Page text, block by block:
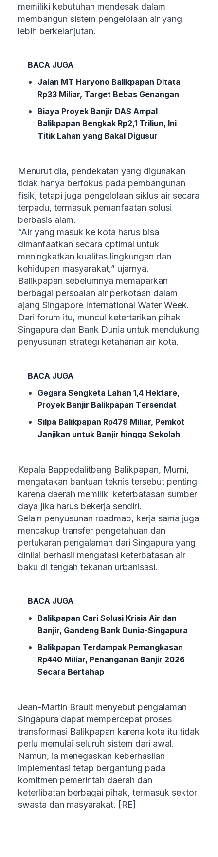
memiliki kebutuhan mendesak dalam
membangun sistem pengelolaan air yang
lebih berkelanjutan.
BACA JUGA
Jalan MT Haryono Balikpapan Ditata
Rp33 Miliar, Target Bebas Genangan
Biaya Proyek Banjir DAS Ampal
Balikpapan Bengkak Rp2,1 Triliun, Ini
Titik Lahan yang Bakal Digusur
Menurut dia, pendekatan yang digunakan
tidak hanya berfokus pada pembangunan
fisik, tetapi juga pengelolaan siklus air secara
terpadu, termasuk pemanfaatan solusi
berbasis alam.
“Air yang masuk ke kota harus bisa
dimanfaatkan secara optimal untuk
meningkatkan kualitas lingkungan dan
kehidupan masyarakat,” ujarnya.
Balikpapan sebelumnya memaparkan
berbagai persoalan air perkotaan dalam
ajang Singapore International Water Week.
Dari forum itu, muncul ketertarikan pihak
Singapura dan Bank Dunia untuk mendukung
penyusunan strategi ketahanan air kota.
BACA JUGA
Gegara Sengketa Lahan 1,4 Hektare,
Proyek Banjir Balikpapan Tersendat
Silpa Balikpapan Rp479 Miliar, Pemkot
Janjikan untuk Banjir hingga Sekolah
Kepala Bappedalitbang Balikpapan, Murni,
mengatakan bantuan teknis tersebut penting
karena daerah memiliki keterbatasan sumber
daya jika harus bekerja sendiri.
Selain penyusunan roadmap, kerja sama juga
mencakup transfer pengetahuan dan
pertukaran pengalaman dari Singapura yang
dinilai berhasil mengatasi keterbatasan air
baku di tengah tekanan urbanisasi.
BACA JUGA
Balikpapan Cari Solusi Krisis Air dan
Banjir, Gandeng Bank Dunia-Singapura
Balikpapan Terdampak Pemangkasan
Rp440 Miliar, Penanganan Banjir 2026
Secara Bertahap
Jean-Martin Brault menyebut pengalaman
Singapura dapat mempercepat proses
transformasi Balikpapan karena kota itu tidak
perlu memulai seluruh sistem dari awal.
Namun, ia menegaskan keberhasilan
implementasi tetap bergantung pada
komitmen pemerintah daerah dan
keterlibatan berbagai pihak, termasuk sektor
swasta dan masyarakat. [RE]